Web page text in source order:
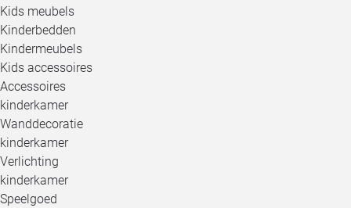
Kids meubels
Kinderbedden
Kindermeubels
Kids accessoires
Accessoires
kinderkamer
Wanddecoratie
kinderkamer
Verlichting
kinderkamer
Speelgoed